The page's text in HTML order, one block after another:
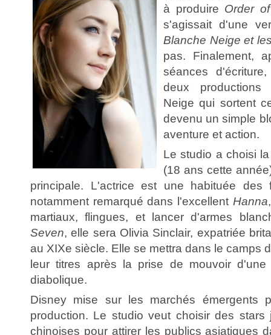
à produire Order
s'agissait d'une
Blanche Neige et
pas. Finalement,
séances
deux
Neige qui sortent
devenu un simple
aventure et action.
Le studio a choisi
(18 ans cette
principale. L'actrice est une habituée des
notamment remarqué dans l'excellent Hanna
martiaux, flingues, et lancer d'armes
Seven, elle sera Olivia Sinclair, expatriée
au XIXe siècle. Elle se mettra dans le camps
leur titres après la prise de mouvoir d'une
diabolique.
Disney mise sur les marchés émergents
production. Le studio veut choisir des stars
chinoises pour attirer les publics asiatiques